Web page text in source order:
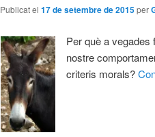
Publicat el17 de setembre de 2015per
Per què a vegades
nostre
criteris morals?